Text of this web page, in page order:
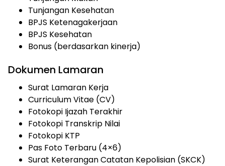
Tunjangan Kesehatan
BPJS Ketenagakerjaan
BPJS Kesehatan
Bonus (berdasarkan kinerja)
Dokumen Lamaran
Surat Lamaran Kerja
Curriculum Vitae (CV)
Fotokopi Ijazah Terakhir
Fotokopi Transkrip Nilai
Fotokopi KTP
Pas Foto Terbaru (4×6)
Surat Keterangan Catatan Kepolisian (SKCK)